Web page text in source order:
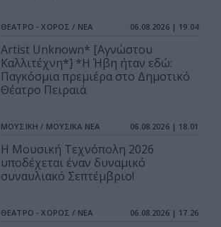
ΘΕΑΤΡΟ - ΧΟΡΟΣ / ΝΕΑ 06.08.2026 | 19.04
Artist Unknown* [Αγνώστου
Καλλιτέχνη*] *Η Ήβη ήταν εδώ:
Παγκόσμια πρεμιέρα στο Δημοτικό
Θέατρο Πειραιά
ΜΟΥΣΙΚΗ / ΜΟΥΣΙΚΑ ΝΕΑ 06.08.2026 | 18.01
Η Μουσική Τεχνόπολη 2026
υποδέχεται έναν δυναμικό
συναυλιακό Σεπτέμβριο!
ΘΕΑΤΡΟ - ΧΟΡΟΣ / ΝΕΑ 06.08.2026 | 17.26